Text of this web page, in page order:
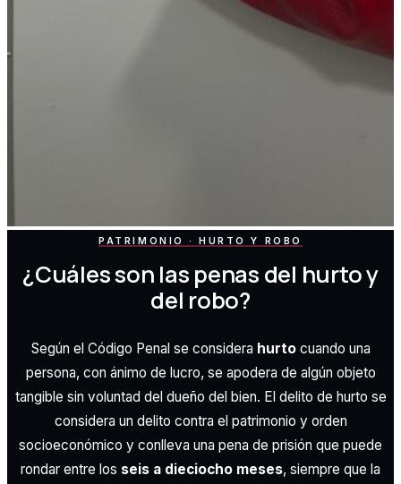
PATRIMONIO · HURTO Y ROBO
¿Cuáles son las penas del hurto y
del robo?
Según el Código Penal se considera hurtocuando una
persona, con ánimo de lucro, se apodera de algún objeto
tangible sin voluntad del dueño del bien. El delito de hurto se
considera un delito contra el patrimonio y orden
socioeconómico y conlleva una pena de prisión que puede
rondar entre los seis a dieciocho meses, siempre que la